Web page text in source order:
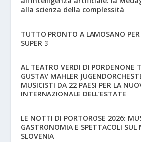
alla scienza della complessità
TUTTO PRONTO A LAMOSANO PER
SUPER 3
AL TEATRO VERDI DI PORDENONE
GUSTAV MAHLER
MUSICISTI DA 22 PAESI PER LA
INTERNAZIONALE DELL’ESTATE
LE NOTTI DI PORTOROSE 2026:
GASTRONOMIA E SPETTACOLI SUL
SLOVENIA